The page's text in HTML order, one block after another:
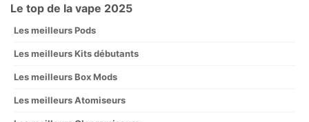
Le top de la vape 2025
Les meilleurs Pods
Les meilleurs Kits débutants
Les meilleurs Box Mods
Les meilleurs Atomiseurs